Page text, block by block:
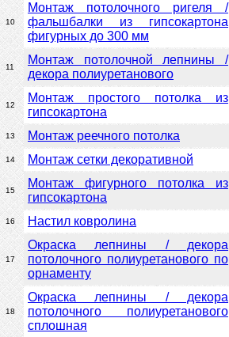
10
Монтаж потолочного ригеля /
фальшбалки из гипсокартона
фигурных до 300 мм
11
Монтаж потолочной лепнины /
декора полиуретанового
12
Монтаж простого потолка из
гипсокартона
13 Монтаж реечного потолка
14 Монтаж сетки декоративной
15
Монтаж фигурного потолка из
гипсокартона
16 Настил ковролина
17
Окраска лепнины / декора
потолочного полиуретанового по
орнаменту
18
Окраска лепнины / декора
потолочного полиуретанового
сплошная